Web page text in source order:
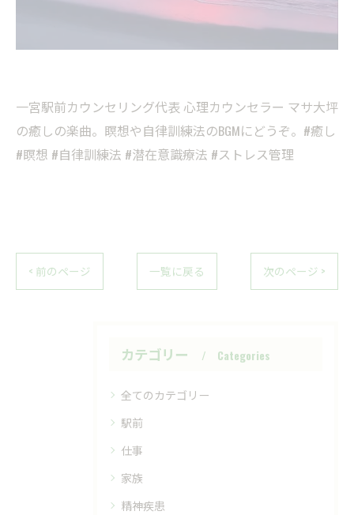
一宮駅前カウンセリング代表 心理カウンセラー マサ大坪
の癒しの楽曲。瞑想や自律訓練法のBGMにどうぞ。#癒し
#瞑想 #自律訓練法 #潜在意識療法 #ストレス管理
< 前のページ 一覧に戻る 次のページ >
カテゴリー Categories
全てのカテゴリー
駅前
仕事
家族
精神疾患